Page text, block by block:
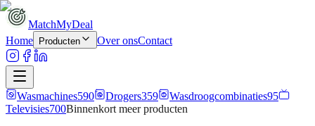
MatchMyDeal
Home
Producten Over onsContact
Wasmachines590 Drogers359 Wasdroogcombinaties95
Televisies700Binnenkort meerproducten